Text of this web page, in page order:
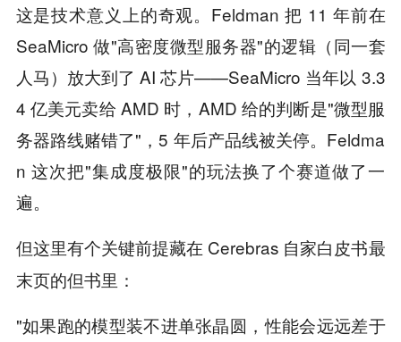
这是技术意义上的奇观。Feldman 把 11 年前在
SeaMicro 做"高密度微型服务器"的逻辑（同一套
人马）放大到了 AI 芯片——SeaMicro 当年以 3.3
4 亿美元卖给 AMD 时，AMD 给的判断是"微型服
务器路线赌错了"，5 年后产品线被关停。Feldma
n 这次把"集成度极限"的玩法换了个赛道做了一
遍。
但这里有个关键前提藏在 Cerebras 自家白皮书最
末页的但书里：
"如果跑的模型装不进单张晶圆，性能会远远差于